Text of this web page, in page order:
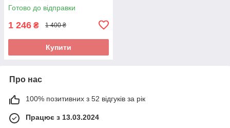
Готово до відправки
1 246 ₴ 1 400 ₴
Купити
Про нас
100% позитивних з 52 відгуків за рік
Працює з 13.03.2024